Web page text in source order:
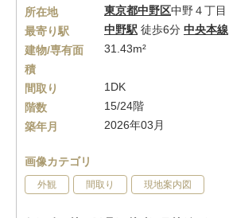
所在地
東京都中野区中野４丁目
最寄り駅
中野駅 徒歩6分 中央本線
建物/専有面
積
31.43m²
間取り
1DK
階数
15/24階
築年月
2026年03月
画像カテゴリ
外観 間取り 現地案内図